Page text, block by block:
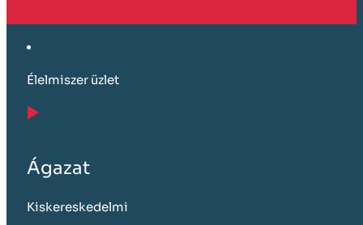
Élelmiszer üzlet
Ágazat
Kiskereskedelmi